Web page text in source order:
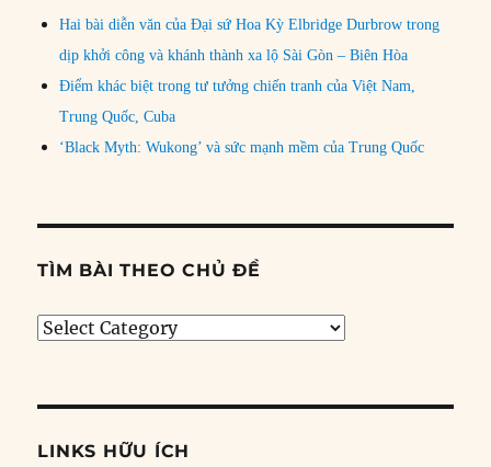
Hai bài diễn văn của Đại sứ Hoa Kỳ Elbridge Durbrow trong
dịp khởi công và khánh thành xa lộ Sài Gòn – Biên Hòa
Điểm khác biệt trong tư tưởng chiến tranh của Việt Nam,
Trung Quốc, Cuba
‘Black Myth: Wukong’ và sức mạnh mềm của Trung Quốc
TÌM BÀI THEO CHỦ ĐỀ
Tìm
đề
LINKS HỮU ÍCH